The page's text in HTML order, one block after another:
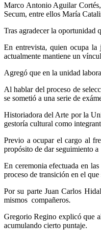
Marco Antonio Aguilar
Secum, entre ellos María
Tras agradecer la oportunidad
En entrevista, quien ocupa la
actualmente mantiene un
Agregó que en la unidad
Al hablar del proceso de
se sometió a una serie de
Historiadora del Arte por la
gestoría cultural como
Previo a ocupar el cargo al
propósito de dar seguimiento
En ceremonia efectuada en
proceso de transición en el
Por su parte Juan Carlos
mismos compañeros.
Gregorio Regino explicó que
acumulando cierto puntaje.